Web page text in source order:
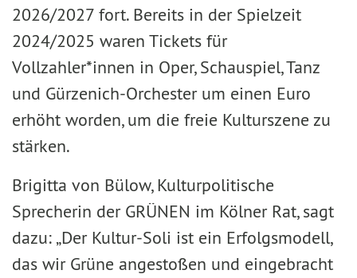
2026/2027 fort. Bereits in der Spielzeit
2024/2025 waren Tickets für
Vollzahler*innen in Oper, Schauspiel, Tanz
und Gürzenich-Orchester um einen Euro
erhöht worden, um die freie Kulturszene zu
stärken.
Brigitta von Bülow, Kulturpolitische
Sprecherin der GRÜNEN im Kölner Rat, sagt
dazu: „Der Kultur-Soli ist ein Erfolgsmodell,
das wir Grüne angestoßen und eingebracht